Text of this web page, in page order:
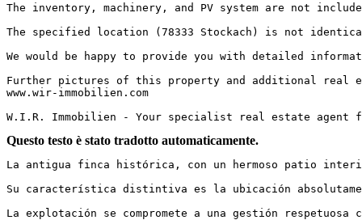
The inventory, machinery, and PV system are not
The specified location (78333 Stockach) is not
We would be happy to provide you with detailed
Further pictures of this property and additional real
www.wir-immobilien.com
W.I.R. Immobilien - Your specialist real estate
Questo testo è stato tradotto automaticamente.
La antigua finca histórica, con un hermoso patio
Su característica distintiva es la ubicación
La explotación se compromete a una gestión